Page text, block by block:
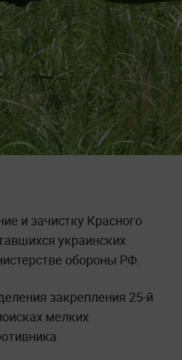
и зачистку Красного
украинских
обороны РФ.
закрепления 25-й
мелких